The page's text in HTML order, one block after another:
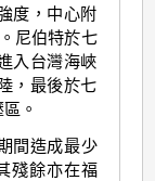
度，中心附
尼伯特於七
入台灣海峽
，最後於七
。
間造成最少
殘餘亦在福